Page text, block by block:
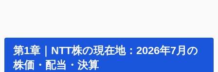
第1章｜NTT株の現在地：2026年7月の
株価・配当・決算